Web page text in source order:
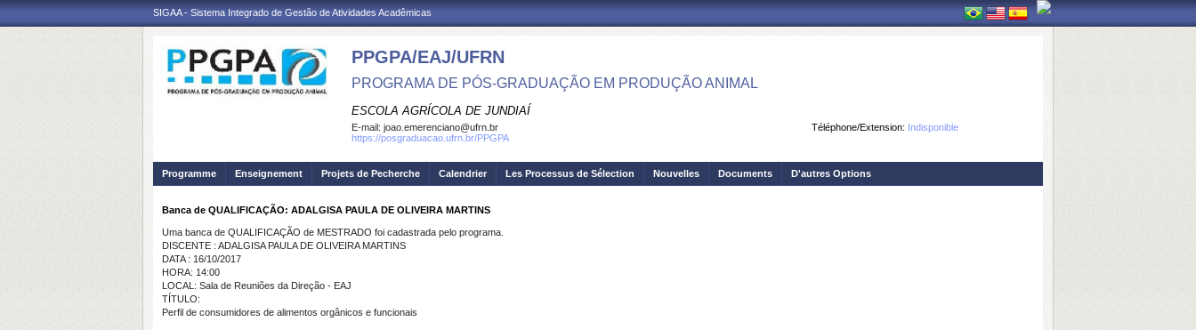
SIGAA - Sistema Integrado de Gestão de Atividades Acadêmicas
PPGPA/EAJ/UFRN
PROGRAMA DE PÓS-GRADUAÇÃO EM PRODUÇÃO ANIMAL
ESCOLA AGRÍCOLA DE JUNDIAÍ
Téléphone/Extension: Indisponible
E-mail: joao.emerenciano@ufrn.br
https://posgraduacao.ufrn.br/PPGPA
Programme Enseignement Projets de Pecherche Calendrier Les Processus de Sélection Nouvelles Documents D'autres Options
Banca de QUALIFICAÇÃO: ADALGISA PAULA DE OLIVEIRA MARTINS
Uma banca de QUALIFICAÇÃO de MESTRADO foi cadastrada pelo programa.
DISCENTE : ADALGISA PAULA DE OLIVEIRA MARTINS
DATA : 16/10/2017
HORA: 14:00
LOCAL: Sala de Reuniões da Direção - EAJ
TÍTULO:
Perfil de consumidores de alimentos orgânicos e funcionais